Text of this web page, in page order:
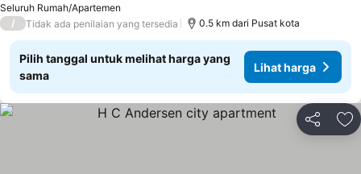
Seluruh Rumah/Apartemen
Lihat harga
/ Tidak ada penilaian yang tersedia 0.5 km dari Pusat kota
Pilih tanggal untuk melihat harga yang
sama
Lihat harga
Bagikan